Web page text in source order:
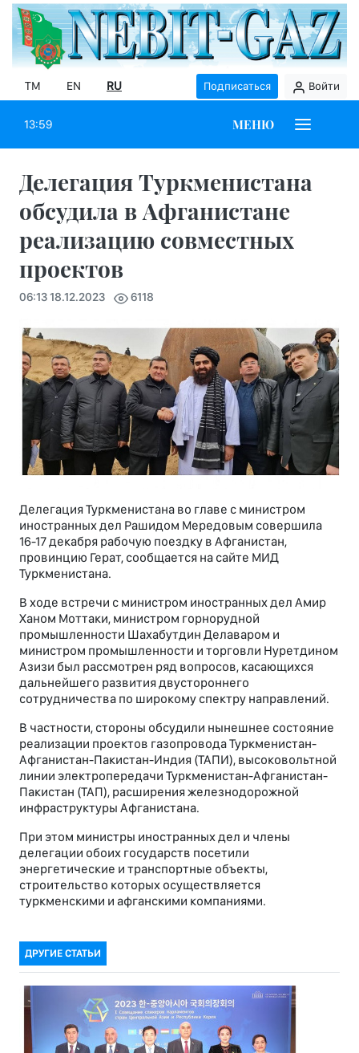
TM EN RU Подписаться Войти
13:59 МЕНЮ
Делегация Туркменистана
обсудила в Афганистане
реализацию совместных
проектов
06:13 18.12.2023 6118
Делегация Туркменистана во главе с министром
иностранных дел Рашидом Мередовым совершила
16-17 декабря рабочую поездку в Афганистан,
провинцию Герат, сообщается на сайте МИД
Туркменистана.
В ходе встречи с министром иностранных дел Амир
Ханом Моттаки, министром горнорудной
промышленности Шахабутдин Делаваром и
министром промышленности и торговли Нуретдином
Азизи был рассмотрен ряд вопросов, касающихся
дальнейшего развития двустороннего
сотрудничества по широкому спектру направлений.
В частности, стороны обсудили нынешнее состояние
реализации проектов газопровода Туркменистан-
Афганистан-Пакистан-Индия (ТАПИ), высоковольтной
линии электропередачи Туркменистан-Афганистан-
Пакистан (ТАП), расширения железнодорожной
инфраструктуры Афганистана.
При этом министры иностранных дел и члены
делегации обоих государств посетили
энергетические и транспортные объекты,
строительство которых осуществляется
туркменскими и афганскими компаниями.
ДРУГИЕ СТАТЬИ